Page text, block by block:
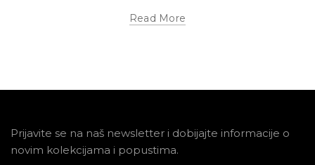
Read More
Prijavite se na naš newsletter i dobijajte informacije o
novim kolekcijama i popustima.